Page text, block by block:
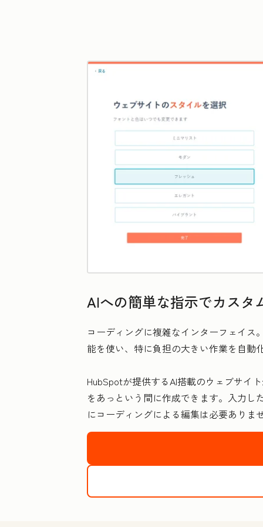
AIへの簡単な指示でカスタ
コーディングに複雑なインターフェイス
能を使い、特に負担の大きい作業を自動
HubSpotが提供するAI搭載のウェブサイ
をあっという間に作成できます。入力
にコーディングによる編集は必要ありませ